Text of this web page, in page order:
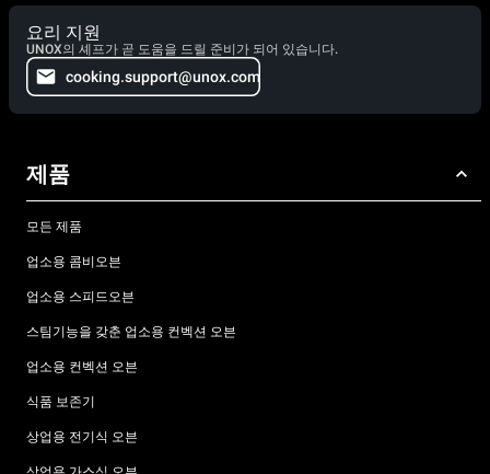
요리 지원
UNOX의 셰프가 곧 도움을 드릴 준비가 되어 있습니다.
cooking.support@unox.com
제품
모든 제품
업소용 콤비오븐
업소용 스피드오븐
스팀기능을 갖춘 업소용 컨벡션 오븐
업소용 컨벡션 오븐
식품 보존기
상업용 전기식 오븐